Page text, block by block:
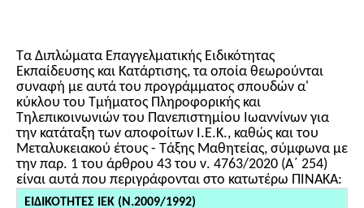
Τα Διπλώματα Επαγγελματικής Ειδικότητας
Εκπαίδευσης και Κατάρτισης, τα οποία θεωρούνται
συναφή με αυτά του προγράμματος σπουδών α'
κύκλου του Τμήματος Πληροφορικής και
Τηλεπικοινωνιών του Πανεπιστημίου Ιωαννίνων για
την κατάταξη των αποφοίτων Ι.Ε.Κ., καθώς και του
Μεταλυκειακού έτους - Τάξης Μαθητείας, σύμφωνα με
την παρ. 1 του άρθρου 43 του ν. 4763/2020 (Α΄ 254)
είναι αυτά που περιγράφονται στο κατωτέρω ΠΙΝΑΚΑ:
ΕΙΔΙΚΟΤΗΤΕΣ ΙΕΚ (Ν.2009/1992)